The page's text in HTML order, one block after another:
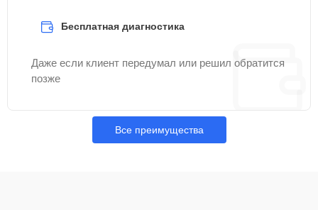
Бесплатная диагностика
Даже если клиент передумал или решил обратится
позже
Все преимущества